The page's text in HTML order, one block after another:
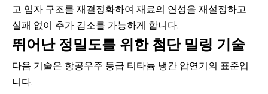
고 입자 구조를 재결정화하여 재료의 연성을 재설정하고
실패 없이 추가 감소를 가능하게 합니다.
뛰어난 정밀도를 위한 첨단 밀링 기술
다음 기술은 항공우주 등급 티타늄 냉간 압연기의 표준입
니다.